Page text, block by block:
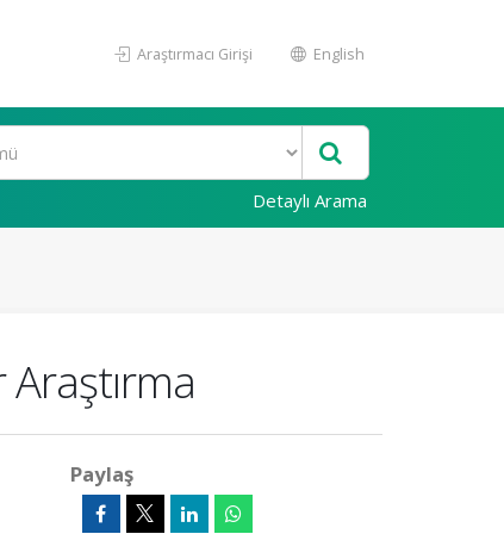
Araştırmacı Girişi English
Detaylı Arama
Paylaş